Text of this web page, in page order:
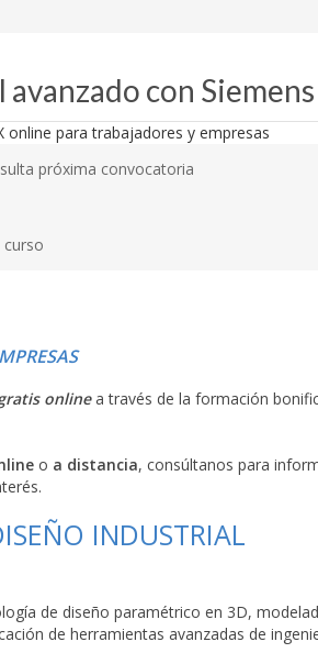
con
próxima convocatoria
onlinea través de la formación
o a distancia, consúltanos para
INDUSTRIAL
de diseño paramétrico en 3D,
de herramientas avanzadas de